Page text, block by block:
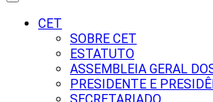
CET
SOBRE CET
ESTATUTO
ASSEMBLEIA GERAL
PRESIDENTE E